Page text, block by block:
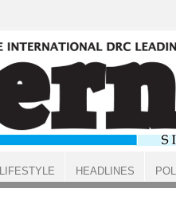
LIFESTYLE HEADLINES